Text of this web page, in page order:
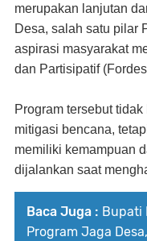
merupakan lanjutan
Desa, salah satu pilar
aspirasi masyarakat
dan Partisipatif
Program tersebut
mitigasi bencana,
memiliki kemampuan
dijalankan saat
Baca Juga : Bupati
Program Jaga